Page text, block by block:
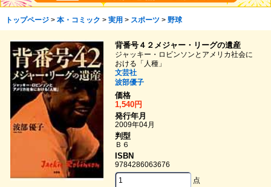
トップページ> 本・コミック > 実用 > スポーツ> 野球
背番号４２メジャー・リーグの遺産
ジャッキー・ロビンソンとアメリカ社会に
おける「人種」
文芸社
波部優子
価格
1,540円
発行年月
2009年04月
判型
Ｂ６
ISBN
9784286063676
点